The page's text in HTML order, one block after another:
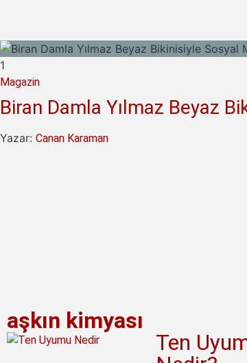
1
Magazin
Biran Damla Yılmaz Beyaz
Yazar: Canan Karaman
aşkın kimyası
Ten